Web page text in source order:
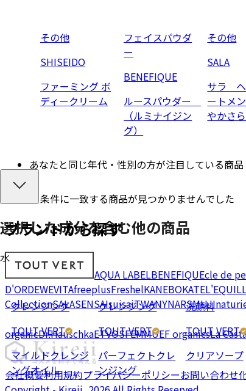
選択した成分を含む他の商品
水
クレンジング
TOUT VERT
マイルドクレンジ
ングオイル
クレンジング
TOUT VERT
パーフェクトクレ
ンジング
洗顔料
TOUT VERT
クリアソープ
その他
SHISEIDO
ファーミング ボ
ディークリーム
フェイスパウダ
ー
BENEFIQUE
ルースパウダー
（ルミナイジン
グ）
その他
SALA
サラ ヘ
ートメ
やかさ
あなたと同じ年代・性別の方が注目している商品
条件に一致する商品が見つかりませんでした
ブランドから探す
AQUA LABELBENEFIQUEcle de
D'ORDEWEVITAfreeplusFreshelKANEBOKATEL'EQUIL
CollectionSALASENSAIsuisaiTWANYNARSMUJI
organicDr.HauschkaETVOSFEMMUEF organicsLa
会社概要利用規約プライバシーポリシーお問い合わせ